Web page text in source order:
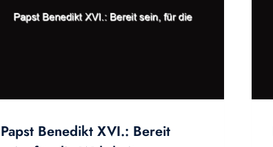
Papst Benedikt XVI.: Bereit